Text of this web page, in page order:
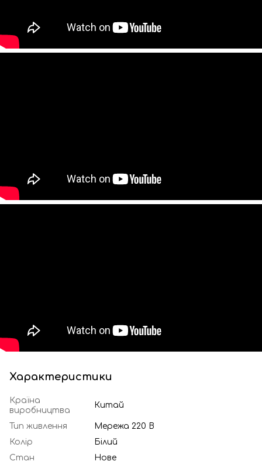
Характеристики
Країна
виробництва
Китай
Тип живлення
Мережа 220 В
Колір
Білий
Стан
Нове